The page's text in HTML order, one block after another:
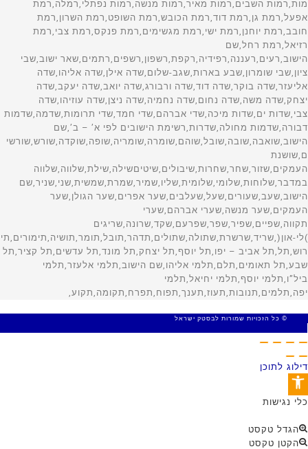
© כל הזכויות שמורות לבסטק ישראל
דילוג לתוכן
פתח סרגל נגישות
כלי נגישות
הגדל טקסט
הקטן טקסט